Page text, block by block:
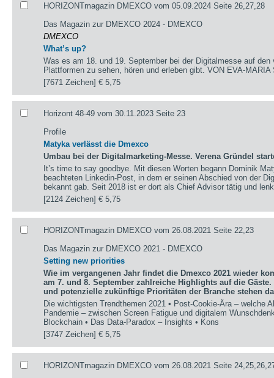
HORIZONTmagazin DMEXCO vom 05.09.2024 Seite 26,27,28
Das Magazin zur DMEXCO 2024 - DMEXCO
DMEXCO
What’s up?
Was es am 18. und 19. September bei der Digitalmesse auf den
Plattformen zu sehen, hören und erleben gibt. VON EVA-MARIA
[7671 Zeichen]€ 5,75
Horizont 48-49 vom 30.11.2023 Seite 23
Profile
Matyka verlässt die Dmexco
Umbau bei der Digitalmarketing-Messe. Verena Gründel
It’s time to say goodbye. Mit diesen Worten begann Dominik
beachteten Linkedin-Post, in dem er seinen Abschied von der
bekannt gab. Seit 2018 ist er dort als Chief Advisor tätig und
[2124 Zeichen]€ 5,75
HORIZONTmagazin DMEXCO vom 26.08.2021 Seite 22,23
Das Magazin zur DMEXCO 2021 - DMEXCO
Setting new priorities
Wie im vergangenen Jahr findet die Dmexco 2021 wieder
am 7. und 8. September zahlreiche Highlights auf die
und potenzielle zukünftige Prioritäten der Branche stehen
Die wichtigsten Trendthemen 2021 • Post-Cookie-Ära – welche
Pandemie – zwischen Screen Fatigue und digitalem
Blockchain • Das Data-Paradox – Insights • Kons
[3747 Zeichen]€ 5,75
HORIZONTmagazin DMEXCO vom 26.08.2021 Seite